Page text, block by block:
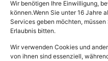
Wir benötigen Ihre Einwilligung,
können.Wenn Sie unter 16 Jahre
Services geben möchten,
Erlaubnis bitten.
Wir verwenden Cookies und
von ihnen sind essenziell,